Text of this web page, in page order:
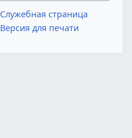
Служебная страница
Версия для печати